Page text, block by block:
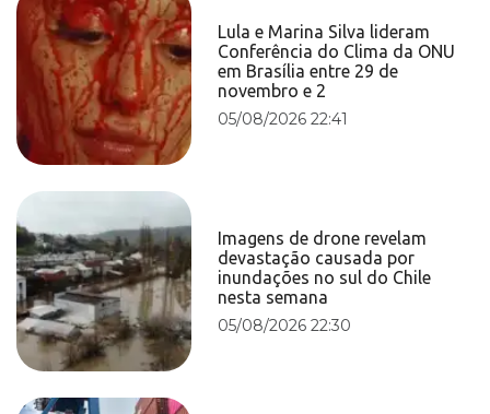
Lula e Marina Silva lideram
Conferência do Clima da ONU
em Brasília entre 29 de
novembro e 2
05/08/2026 22:41
Imagens de drone revelam
devastação causada por
inundações no sul do Chile
nesta semana
05/08/2026 22:30